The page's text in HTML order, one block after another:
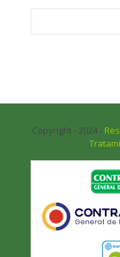
Copyright - 2024 -